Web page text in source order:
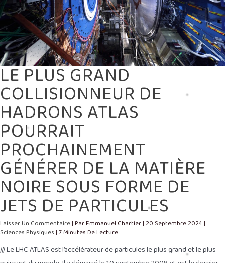
LE PLUS GRAND
COLLISIONNEUR DE
HADRONS ATLAS
POURRAIT
PROCHAINEMENT
GÉNÉRER DE LA MATIÈRE
NOIRE SOUS FORME DE
JETS DE PARTICULES
Laisser Un Commentaire| ParEmmanuel Chartier| 20 Septembre 2024|
Sciences Physiques|7 Minutes De Lecture
/// Le LHC ATLAS est l’accélérateur de particules le plus grand et le plus
JETS
DE
PARTICULES